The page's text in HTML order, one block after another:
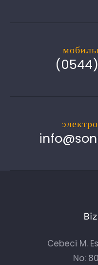
Cebeci M.
No: